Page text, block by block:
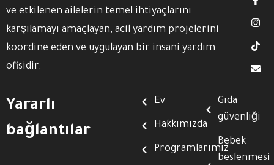
ve etkilenen ailelerin temel ihtiyaçlarını
karşılamayı amaçlayan, acil yardım projelerini
koordine eden ve uygulayan bir insani yardım
ofisidir.
Yararlı
bağlantılar
Ev
Hakkımızda
Programlarımız
Gıda
güvenliği
Bebek
beslenmesi